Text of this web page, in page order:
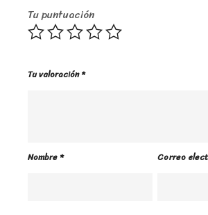
Tu puntuación
Tu valoración*
Nombre* Correo